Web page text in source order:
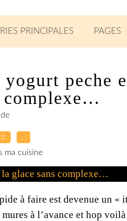
PRINCIPALES PAGES
peche
complexe…
ma cuisine
à faire est devenue un
à l’avance et hop